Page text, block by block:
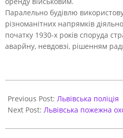
Паралельно будівлю
різноманітних напрямків
початку 1930-х років споруда
аварйну, невдовзі, рішенням
10-
27
Previous Post: Львівська поліція
Next Post: Львівська пожежна